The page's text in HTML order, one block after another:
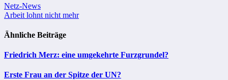
Beitragsnavigation
Netz-News
Arbeit lohnt nicht mehr
Ähnliche Beiträge
Friedrich Merz: eine umgekehrte Furzgrundel?
Erste Frau an der Spitze der UN?